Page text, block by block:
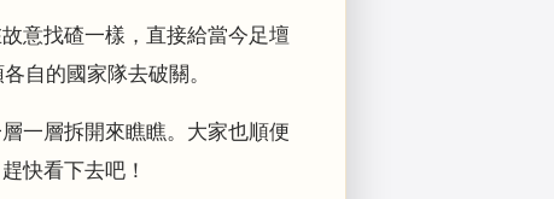
意找碴一樣，直接給當今足壇
自的國家隊去破關。
層一層拆開來瞧瞧。大家也順便
快看下去吧！